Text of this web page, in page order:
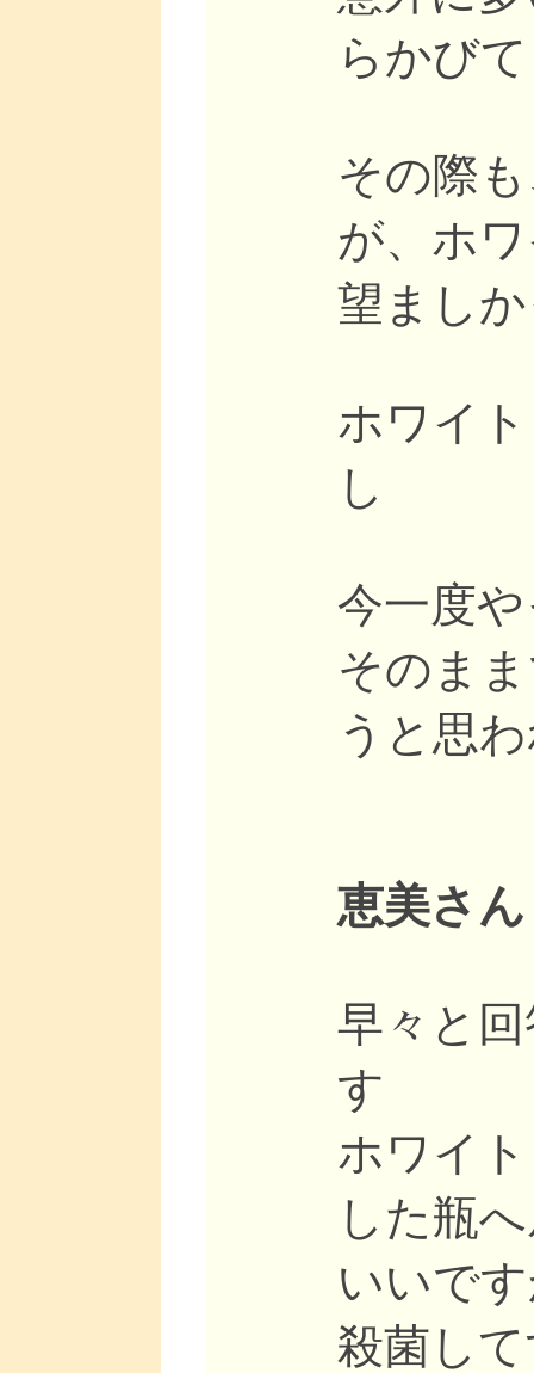
らかび
その際
が、ホ
望まし
ホワイ
し
今一度
そのま
うと思
恵美さん
早々と
す
ホワイ
した瓶
いいで
殺菌し